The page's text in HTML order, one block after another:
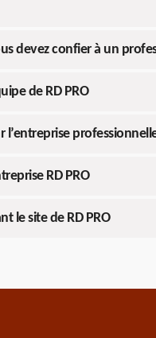
devez confier à un
de RD PRO
RD PRO
le site de RD PRO